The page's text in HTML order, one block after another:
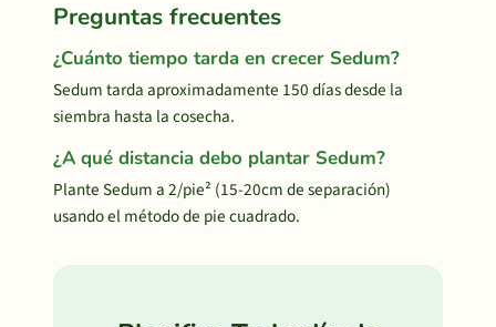
Preguntas frecuentes
¿Cuánto tiempo tarda en crecer Sedum?
Sedum tarda aproximadamente 150 días desde la
siembra hasta la cosecha.
¿A qué distancia debo plantar Sedum?
Plante Sedum a 2/pie² (15-20cm de separación)
usando el método de pie cuadrado.